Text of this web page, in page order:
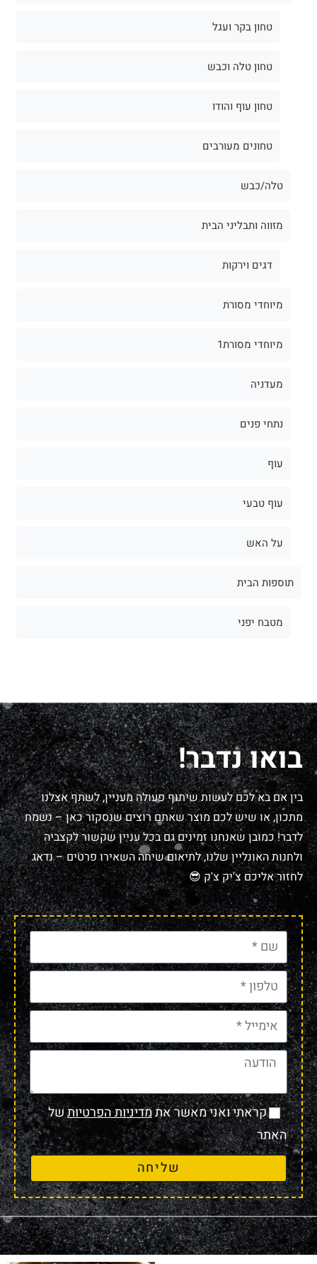
טחון בקר ועגל
טחון טלה וכבש
טחון עוף והודו
טחונים מעורבים
טלה/כבש
מזווה ותבליני הבית
דגים וירקות
מיוחדי מסורת
מיוחדי מסורת1
מעדניה
נתחי פנים
עוף
עוף טבעי
על האש
תוספות הבית
מטבח יפני
בואו נדבר!
בין אם בא לכם לעשות שיתוף פעולה מעניין, לשתף אצלנו
מתכון, או שיש לכם מוצר שאתם רוצים שנסקור כאן – נשמח
לדבר! כמובן שאנחנו זמינים גם בכל עניין שקשור לקצביה
ולחנות האונליין שלנו, לתיאום שיחה השאירו פרטים – נדאג
לחזור אליכם צ'יק צ'ק 😎
קראתי ואני מאשר אתמדיניות הפרטיותשל
האתר
שליחה